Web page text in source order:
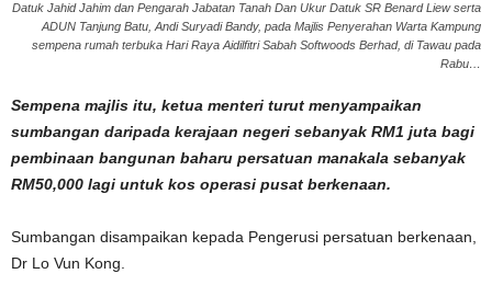
Datuk Jahid Jahim dan Pengarah Jabatan Tanah Dan Ukur Datuk SR Benard Liew serta
ADUN Tanjung Batu, Andi Suryadi Bandy, pada Majlis Penyerahan Warta Kampung
sempena rumah terbuka Hari Raya Aidilfitri Sabah Softwoods Berhad, di Tawau pada
Rabu…
Sempena majlis itu, ketua menteri turut menyampaikan
sumbangan daripada kerajaan negeri sebanyak RM1 juta bagi
pembinaan bangunan baharu persatuan manakala sebanyak
RM50,000 lagi untuk kos operasi pusat berkenaan.
Sumbangan disampaikan kepada Pengerusi persatuan berkenaan,
Dr Lo Vun Kong.